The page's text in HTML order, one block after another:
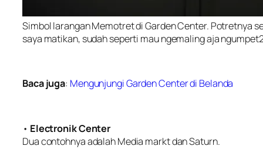
Simbol larangan Memotret di Garden Center. Potretnya
saya matikan, sudah seperti mau ngemaling aja
Baca juga: Mengunjungi Garden Center di Belanda
• Electronik Center
Dua contohnya adalah Media markt dan Saturn.